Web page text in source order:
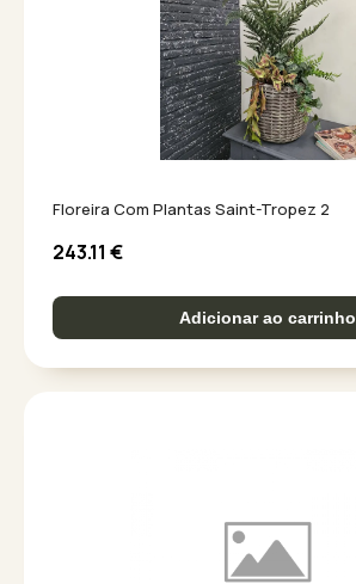
Floreira Com Plantas Saint-Tropez 2
243.11 €
Adicionar ao carrinho